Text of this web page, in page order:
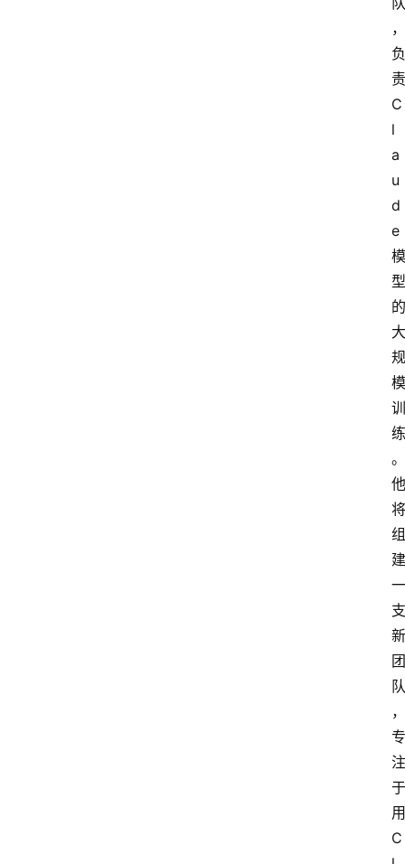
，
负
责
C
l
a
u
d
e
模
型
的
大
规
模
训
练
。
他
将
组
建
一
支
新
团
队
，
专
注
于
用
C